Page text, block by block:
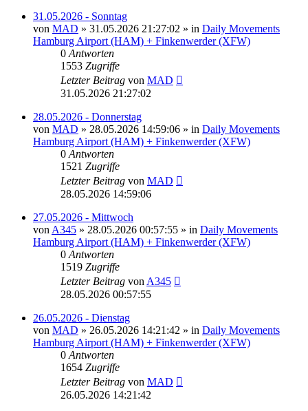
31.05.2026 - Sonntag
von MAD » 31.05.2026 21:27:02 » in Daily Movements
Hamburg Airport (HAM) + Finkenwerder (XFW)
0 Antworten
1553 Zugriffe
Letzter Beitrag von MAD
31.05.2026 21:27:02
28.05.2026 - Donnerstag
von MAD » 28.05.2026 14:59:06 » in Daily Movements
Hamburg Airport (HAM) + Finkenwerder (XFW)
0 Antworten
1521 Zugriffe
Letzter Beitrag von MAD
28.05.2026 14:59:06
27.05.2026 - Mittwoch
von A345 » 28.05.2026 00:57:55 » in Daily Movements
Hamburg Airport (HAM) + Finkenwerder (XFW)
0 Antworten
1519 Zugriffe
Letzter Beitrag von A345
28.05.2026 00:57:55
26.05.2026 - Dienstag
von MAD » 26.05.2026 14:21:42 » in Daily Movements
Hamburg Airport (HAM) + Finkenwerder (XFW)
0 Antworten
1654 Zugriffe
Letzter Beitrag von MAD
26.05.2026 14:21:42